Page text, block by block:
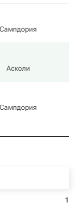
Сампдория
Асколи
Сампдория
1